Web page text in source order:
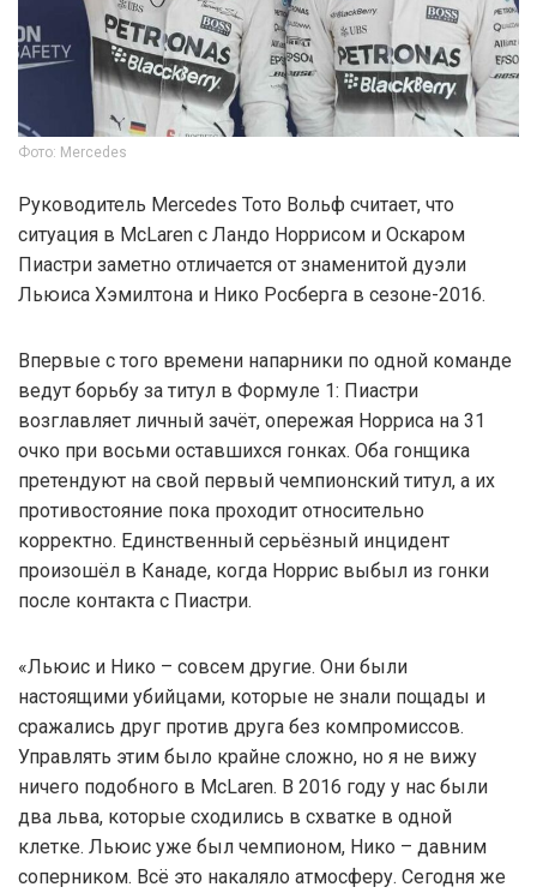
Фото: Mercedes
Руководитель Mercedes Тото Вольф считает, что
ситуация в McLaren с Ландо Норрисом и Оскаром
Пиастри заметно отличается от знаменитой дуэли
Льюиса Хэмилтона и Нико Росберга в сезоне-2016.
Впервые с того времени напарники по одной команде
ведут борьбу за титул в Формуле 1: Пиастри
возглавляет личный зачёт, опережая Норриса на 31
очко при восьми оставшихся гонках. Оба гонщика
претендуют на свой первый чемпионский титул, а их
противостояние пока проходит относительно
корректно. Единственный серьёзный инцидент
произошёл в Канаде, когда Норрис выбыл из гонки
после контакта с Пиастри.
«Льюис и Нико – совсем другие. Они были
настоящими убийцами, которые не знали пощады и
сражались друг против друга без компромиссов.
Управлять этим было крайне сложно, но я не вижу
ничего подобного в McLaren. В 2016 году у нас были
два льва, которые сходились в схватке в одной
клетке. Льюис уже был чемпионом, Нико – давним
соперником. Всё это накаляло атмосферу. Сегодня же